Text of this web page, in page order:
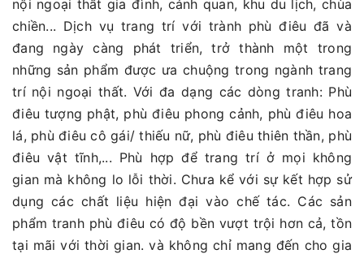
nội ngoại thất gia đình, cảnh quan, khu du lịch, chùa
chiền... Dịch vụ trang trí với trành phù điêu đã và
đang ngày càng phát triển, trở thành một trong
những sản phẩm được ưa chuộng trong ngành trang
trí nội ngoại thất. Với đa dạng các dòng tranh: Phù
điêu tượng phật, phù điêu phong cảnh, phù điêu hoa
lá, phù điêu cô gái/ thiếu nữ, phù điêu thiên thần, phù
điêu vật tĩnh,... Phù hợp để trang trí ở mọi không
gian mà không lo lỗi thời. Chưa kể với sự kết hợp sử
dụng các chất liệu hiện đại vào chế tác. Các sản
phẩm tranh phù điêu có độ bền vượt trội hơn cả, tồn
tại mãi với thời gian. và không chỉ mang đến cho gia